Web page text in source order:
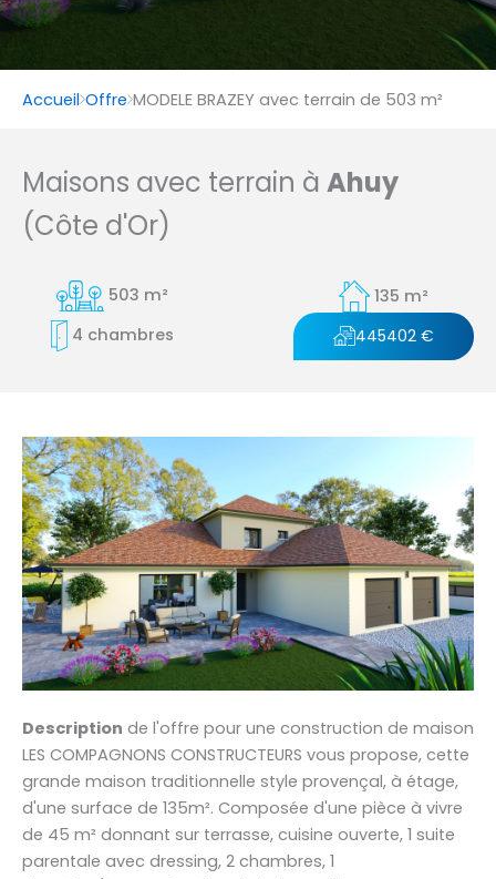
Accueil Offre MODELE BRAZEY avec terrain de 503 m²
Maisons avec terrain à Ahuy
(Côte d'Or)
503 m²
135 m²
4 chambres
445402 €
Description de l'offre pour une construction de maison
LES COMPAGNONS CONSTRUCTEURS vous propose, cette
grande maison traditionnelle style provençal, à étage,
d'une surface de 135m². Composée d'une pièce à vivre
de 45 m² donnant sur terrasse, cuisine ouverte, 1 suite
parentale avec dressing, 2 chambres, 1